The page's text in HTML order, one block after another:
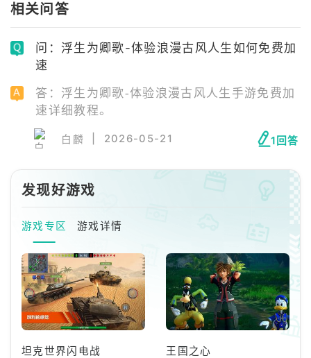
相关问答
问：浮生为卿歌-体验浪漫古风人生如何免费加
速
答：浮生为卿歌-体验浪漫古风人生手游免费加
速详细教程。
白麟 2026-05-21 1回答
发现好游戏
游戏专区 游戏详情
坦克世界闪电战 王国之心